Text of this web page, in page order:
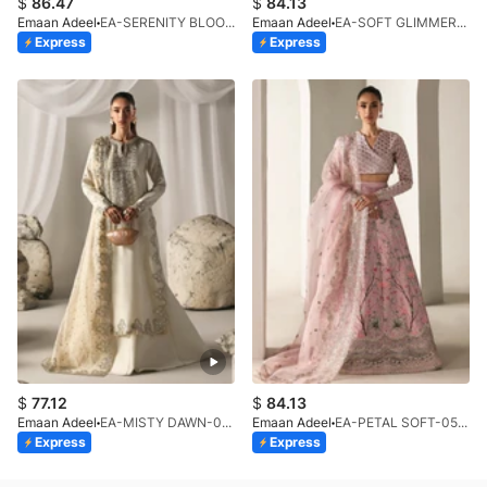
Emaan Adeel
EA-SERENITY BLOOM-01-V1-25
Express
Emaan Adeel
EA-SOFT GLIMMER-08-V1-25
Express
$ 77.12
Emaan Adeel
EA-MISTY DAWN-03-V1-25
Express
$ 84.13
Emaan Adeel
EA-PETAL SOFT-05-V1-25
Express